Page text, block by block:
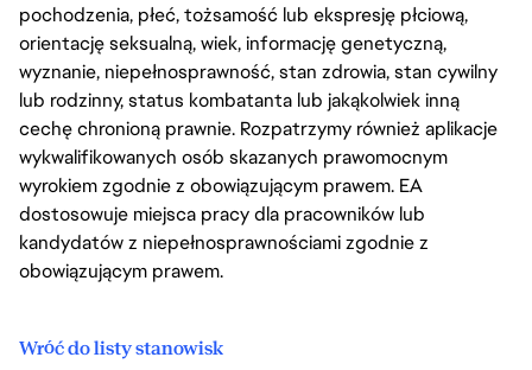
pochodzenia, płeć, tożsamość lub ekspresję płciową,
orientację seksualną, wiek, informację genetyczną,
wyznanie, niepełnosprawność, stan zdrowia, stan cywilny
lub rodzinny, status kombatanta lub jakąkolwiek inną
cechę chronioną prawnie. Rozpatrzymy również aplikacje
wykwalifikowanych osób skazanych prawomocnym
wyrokiem zgodnie z obowiązującym prawem. EA
dostosowuje miejsca pracy dla pracowników lub
kandydatów z niepełnosprawnościami zgodnie z
obowiązującym prawem.
Wróć do listy stanowisk